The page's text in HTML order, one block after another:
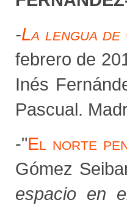
-La lengua
febrero de
Inés
Pascual.
-"El norte
Gómez
espacio en